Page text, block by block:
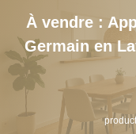
À vendre :
Germain en